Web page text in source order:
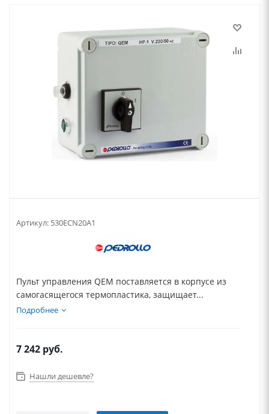
Артикул: 530ECN20A1
Пульт управления QEM поставляется в корпусе из
самогасящегося термопластика, защищает...
Подробнее
7 242 руб.
Нашли дешевле?